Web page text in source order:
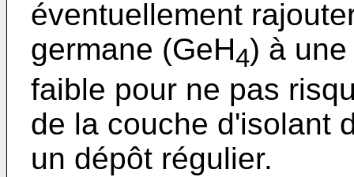
éventuellement
germane (GeH4) à
faible pour ne pas
de la couche d'isolant
un dépôt régulier.